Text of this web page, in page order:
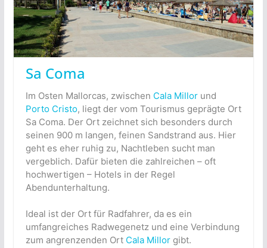
Sa Coma
Im Osten Mallorcas, zwischen Cala Millorund
Porto Cristo, liegt der vom Tourismus geprägte Ort
Sa Coma. Der Ort zeichnet sich besonders durch
seinen 900 m langen, feinen Sandstrand aus. Hier
geht es eher ruhig zu, Nachtleben sucht man
vergeblich. Dafür bieten die zahlreichen – oft
hochwertigen – Hotels in der Regel
Abendunterhaltung.
Ideal ist der Ort für Radfahrer, da es ein
umfangreiches Radwegenetz und eine Verbindung
zum angrenzenden Ort Cala Millorgibt.